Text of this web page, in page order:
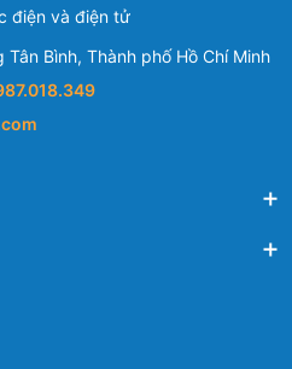
điện và điện tử
Tân Bình, Thành phố Hồ Chí Minh